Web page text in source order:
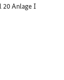
Anlage I